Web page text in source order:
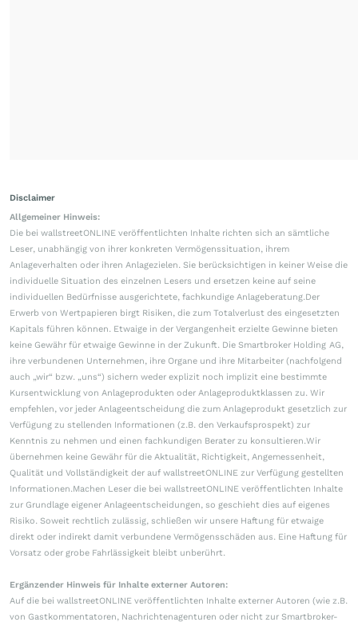
Disclaimer
Allgemeiner Hinweis:
Die bei wallstreetONLINE veröffentlichten Inhalte richten sich an sämtliche
Leser, unabhängig von ihrer konkreten Vermögenssituation, ihrem
Anlageverhalten oder ihren Anlagezielen. Sie berücksichtigen in keiner Weise die
individuelle Situation des einzelnen Lesers und ersetzen keine auf seine
individuellen Bedürfnisse ausgerichtete, fachkundige Anlageberatung.Der
Erwerb von Wertpapieren birgt Risiken, die zum Totalverlust des eingesetzten
Kapitals führen können. Etwaige in der Vergangenheit erzielte Gewinne bieten
keine Gewähr für etwaige Gewinne in der Zukunft. Die Smartbroker Holding AG,
ihre verbundenen Unternehmen, ihre Organe und ihre Mitarbeiter (nachfolgend
auch „wir“ bzw. „uns“) sichern weder explizit noch implizit eine bestimmte
Kursentwicklung von Anlageprodukten oder Anlageproduktklassen zu. Wir
empfehlen, vor jeder Anlageentscheidung die zum Anlageprodukt gesetzlich zur
Verfügung zu stellenden Informationen (z.B. den Verkaufsprospekt) zur
Kenntnis zu nehmen und einen fachkundigen Berater zu konsultieren.Wir
übernehmen keine Gewähr für die Aktualität, Richtigkeit, Angemessenheit,
Qualität und Vollständigkeit der auf wallstreetONLINE zur Verfügung gestellten
Informationen.Machen Leser die bei wallstreetONLINE veröffentlichten Inhalte
zur Grundlage eigener Anlageentscheidungen, so geschieht dies auf eigenes
Risiko. Soweit rechtlich zulässig, schließen wir unsere Haftung für etwaige
direkt oder indirekt damit verbundene Vermögensschäden aus. Eine Haftung für
Vorsatz oder grobe Fahrlässigkeit bleibt unberührt.
Ergänzender Hinweis für Inhalte externer Autoren:
Auf die bei wallstreetONLINE veröffentlichten Inhalte externer Autoren (wie z.B.
von Gastkommentatoren, Nachrichtenagenturen oder nicht zur Smartbroker-